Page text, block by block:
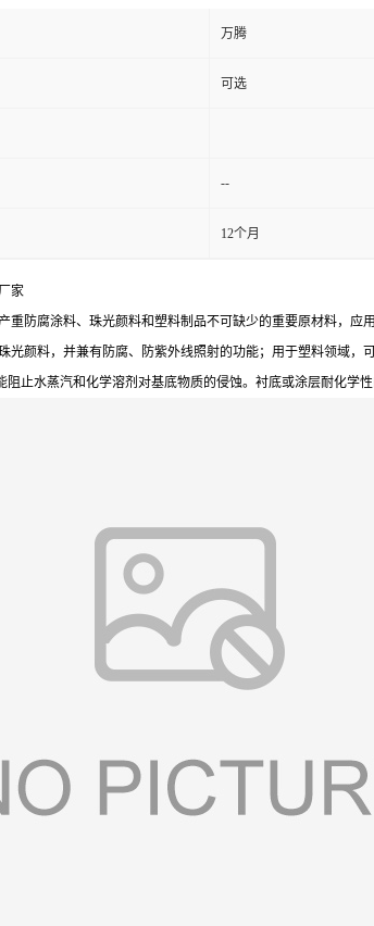
万腾
可选
--
12个月
家
重防腐涂料、珠光颜料和塑料制品不可缺少的重要原材料，
光颜料，并兼有防腐、防紫外线照射的功能；用于塑料领域，
阻止水蒸汽和化学溶剂对基底物质的侵蚀。衬底或涂层耐化学